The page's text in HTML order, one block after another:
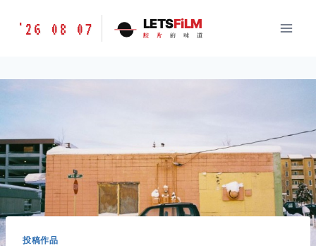
胶
味
'26 08 07 LETSFiLM
胶 片 的 味 道
投稿作品